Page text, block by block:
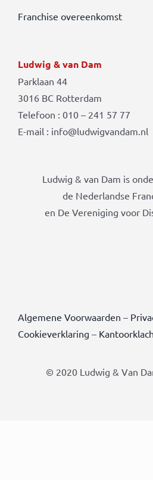
Franchise overeenkomst
Ludwig & van Dam
Parklaan 44
3016 BC Rotterdam
Telefoon : 010 – 241 57 77
E-mail : info@ludwigvandam.nl
Ludwig & van Dam is
de Nederlandse
en De Vereniging voor
Algemene Voorwaarden –
Cookieverklaring –
© 2020 Ludwig & Van